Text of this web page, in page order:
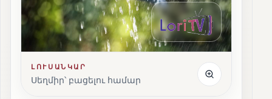
ԼՈՒՍԱՆԿԱՐ
Սեղմիր՝ բացելու համար